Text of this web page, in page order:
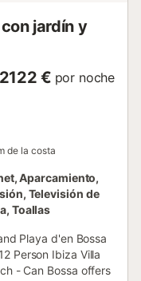
jardín y
2122 € por noche
de la costa
Aparcamiento,
Televisión de
Toallas
Playa d'en Bossa
Person Ibiza Villa
- Can Bossa offers